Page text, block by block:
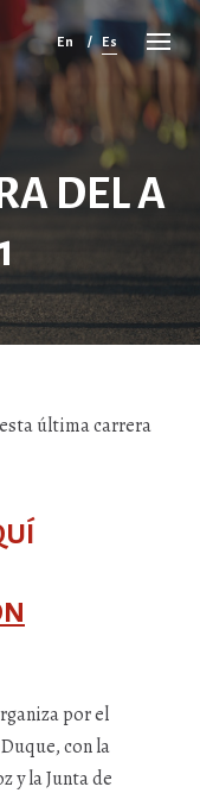
En Es
DEL A
última carrera
por el
con la
y la Junta de